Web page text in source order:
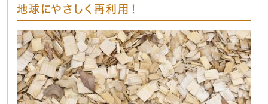
地球にやさしく再利用！